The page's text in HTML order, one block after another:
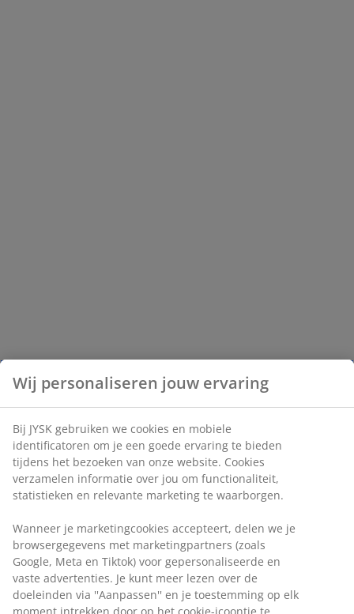
Wij personaliseren jouw ervaring
Bij JYSK gebruiken we cookies en mobiele
identificatoren om je een goede ervaring te bieden
tijdens het bezoeken van onze website. Cookies
verzamelen informatie over jou om functionaliteit,
statistieken en relevante marketing te waarborgen.
Wanneer je marketingcookies accepteert, delen we je
browsergegevens met marketingpartners (zoals
Google, Meta en Tiktok) voor gepersonaliseerde en
vaste advertenties. Je kunt meer lezen over de
doeleinden via ''Aanpassen'' en je toestemming op elk